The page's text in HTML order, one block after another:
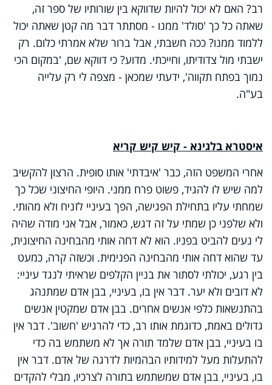
רב? האם לא יכול להיות שדווקא בין שורותיו של ספר זה,
שאתה כל כך 'סולד' ממנו - מסתתר דבר מה קטן שאתה יכול
ללמוד ממנו? ככה חשבתי, אבל ברור שלא אמרתי כלום. רק
ישבתי מול צדודיתו, וחייכתי. מדוע? כי דווקא שם, 'במקום הכי
נמוך בפתח תקווה', ידעתי שמכאן - מצפה לי רק עלייה
בע"ה.
איסטרא בלגינא - קיש קיש קריא
אחרי המשפט הזה, כבר 'איבדתי' אותו סופית. הרצון להקשיב
למה שיש לו להגיד, פשוט פרח ממני. היופי החיצוני שכל כך
שמחתי עליו בתחילת הפגישה, הפך בעיניי לזניח ולא מהותי.
ולא שלפני כן שמתי על זה דגש, כאמור, אבל אני מודה שהיה
לי נעים להביט בפניו. הוא לא דחה אותי מהבחינה החיצונית,
עד שהוא דחה אותי מהבחינה הפנימית. וכשזה קרה, כמעט
בין רגע, יכולתי לסתור את בניין הקלפים שראיתי לנגד עיניי:
לא דובים ולא יער. דבר אין בו, בעיניי, בבן אדם שמתנהג
בהתנשאות כלפי אנשים אחרים. בבן אדם שמקטין אנשים
גדולים באמת, כדוגמת אותו רב, כדי להרגיש 'חשוב'. דבר אין
בו בעיניי, בבן אדם שלמד תורה אך לא משתמש בה כדי
להתעלות מעל למידותיו הבהמיות לדרגה של אדם. דבר אין
בו, בעיניי, בבן אדם שמשתמש בתורה לצרכיו, מבלי להקדים